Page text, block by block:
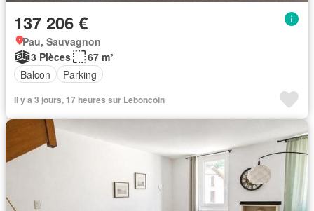
137 206 €
Pau, Sauvagnon
3 Pièces
67 m²
Balcon
Parking
Il y a 3 jours, 17 heures sur Leboncoin